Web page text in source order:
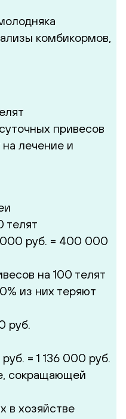
комбикормов,
привесов
лечение и
телят
000 руб. = 400 000
на 100 телят
из них теряют
руб.
= 1 136 000 руб.
сокращающей
в хозяйстве